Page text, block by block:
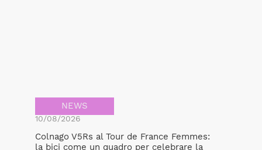
NEWS
10/08/2026
Colnago V5Rs al Tour de France Femmes:
la bici come un quadro per celebrare la